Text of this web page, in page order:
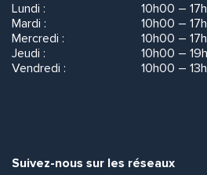
Lundi :
10h00 –
Mardi :
10h00 –
Mercredi :
10h00 –
Jeudi :
10h00 –
Vendredi :
10h00 –
Suivez-nous sur les réseaux